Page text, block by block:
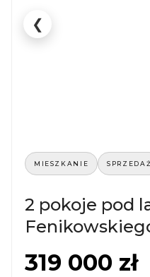
❮
MIESZKANIE SPRZEDAŻ
2 pokoje pod
319 000 zł